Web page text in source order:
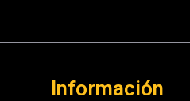
Información